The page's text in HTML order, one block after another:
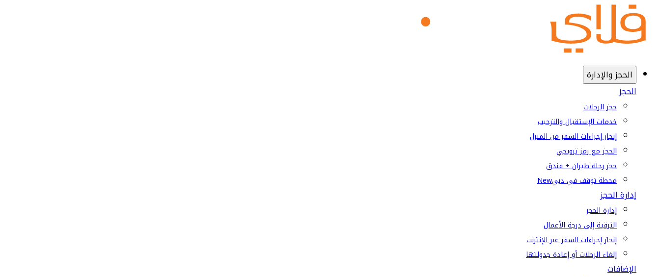
الحجز والإدارة
الحجز
حجز الرحلات
خدمات الإستقبال والترحيب
إنجاز إجراءات السفر من المنزل
الحجز مع رمز ترويجي
حجز رحلة طيران + فندق
محطة توقف في دبيNew
إدارة الحجز
إدارة الحجز
الترقية إلى درجة الأعمال
إنجاز إجراءات السفر عبر الإنترنت
إلغاء الرحلات أو إعادة جدولتها
الإضافات